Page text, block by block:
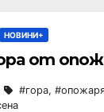
НОВИНИ+
от
#гора,